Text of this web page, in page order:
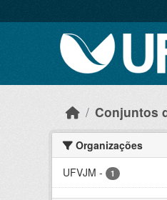
Conjuntos
Organizações
UFVJM - 1